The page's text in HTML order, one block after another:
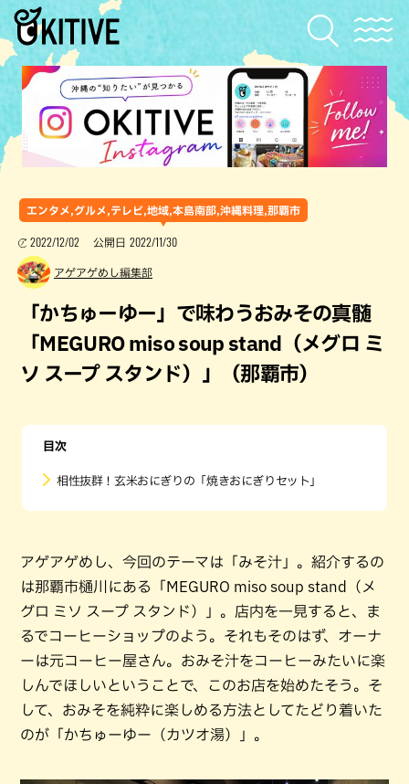
エンタメ,グルメ,テレビ,地域,本島南部,沖縄料理,那覇市
2022/12/02 公開日 2022/11/30
アゲアゲめし編集部
「かちゅーゆー」で味わうおみその真髄
「MEGURO miso soup stand（メグロ ミ
ソ スープ スタンド）」（那覇市）
目次
相性抜群！玄米おにぎりの「焼きおにぎりセット」
アゲアゲめし、今回のテーマは「みそ汁」。紹介するの
は那覇市樋川にある「MEGURO miso soup stand（メ
グロ ミソ スープ スタンド）」。店内を一見すると、ま
るでコーヒーショップのよう。それもそのはず、オーナ
ーは元コーヒー屋さん。おみそ汁をコーヒーみたいに楽
しんでほしいということで、このお店を始めたそう。そ
して、おみそを純粋に楽しめる方法としてたどり着いた
のが「かちゅーゆー（カツオ湯）」。